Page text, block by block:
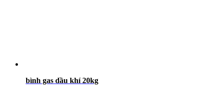
bình gas dầu khí 20kg